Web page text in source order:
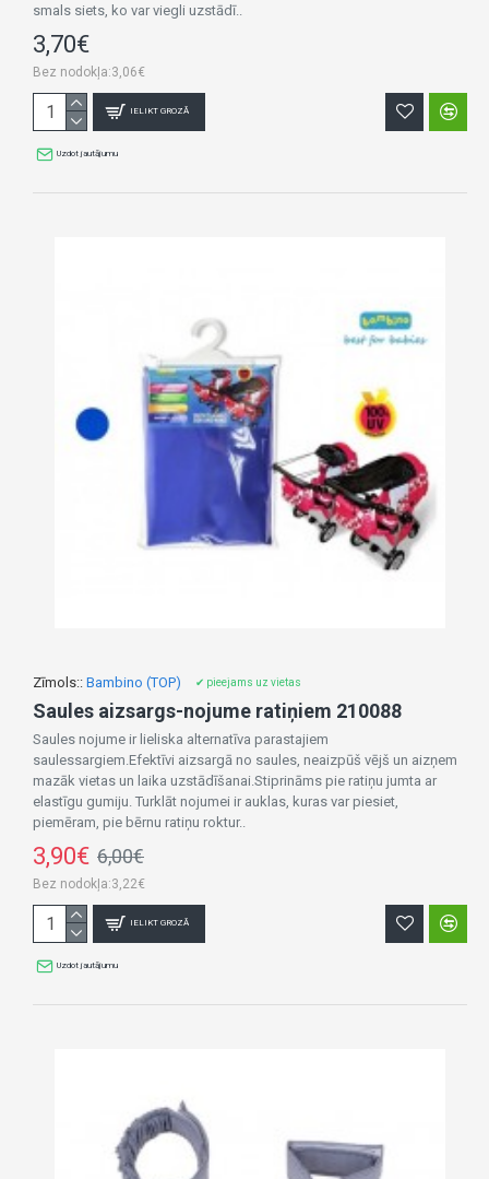
smals siets, ko var viegli uzstādī..
3,70€
Bez nodokļa:3,06€
IELIKT GROZĀ
Uzdot jautājumu
Zīmols:: Bambino (TOP) ✔ pieejams uz vietas
Saules aizsargs-nojume ratiņiem 210088
Saules nojume ir lieliska alternatīva parastajiem
saulessargiem.Efektīvi aizsargā no saules, neaizpūš vējš un aizņem
mazāk vietas un laika uzstādīšanai.Stiprināms pie ratiņu jumta ar
elastīgu gumiju. Turklāt nojumei ir auklas, kuras var piesiet,
piemēram, pie bērnu ratiņu roktur..
3,90€ 6,00€
Bez nodokļa:3,22€
IELIKT GROZĀ
Uzdot jautājumu